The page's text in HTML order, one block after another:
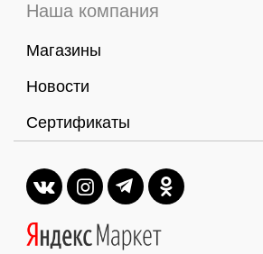
Наша компания
Магазины
Новости
Сертификаты